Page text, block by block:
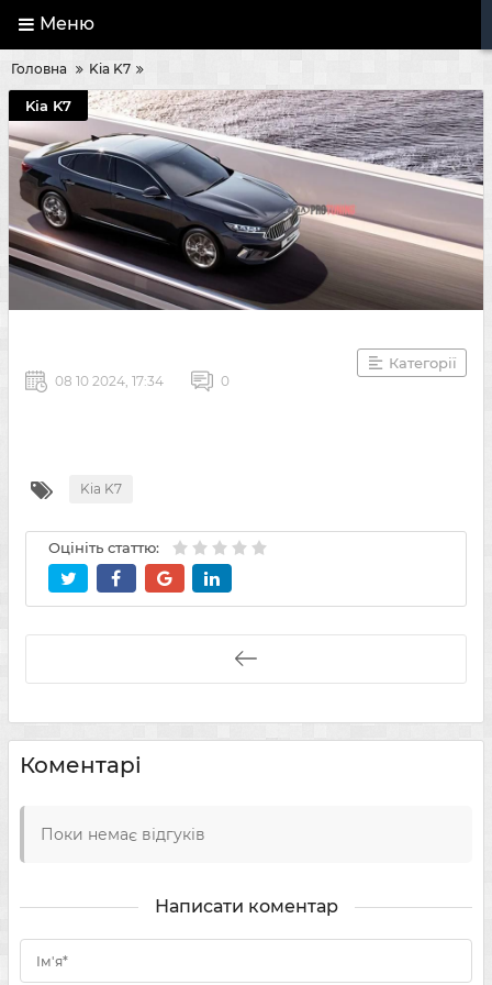
Меню
Головна Kia K7
Kia K7
Категорії
08 10 2024, 17:34 0
Kia K7
Оцініть статтю:
Коментарі
Поки немає відгуків
Написати коментар
Ім'я*